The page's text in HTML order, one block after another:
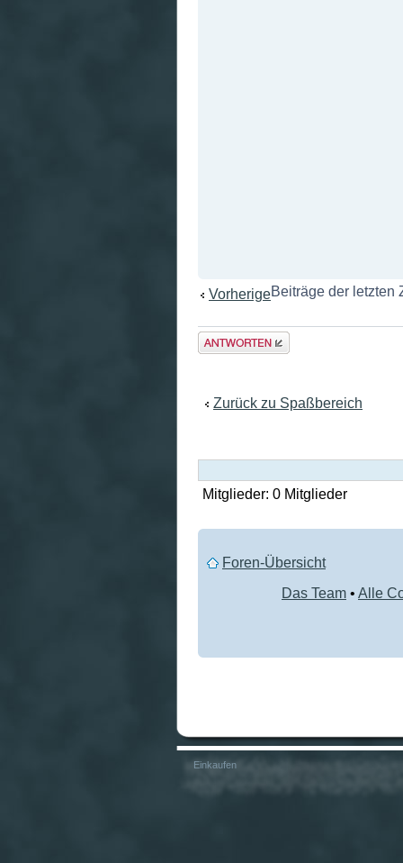
VorherigeBeiträge der letzten
Antwort
erstellen
Zurück zu Spaßbereich
Mitglieder: 0 Mitglieder
Foren-Übersicht
Das Team • Alle
Einkaufen